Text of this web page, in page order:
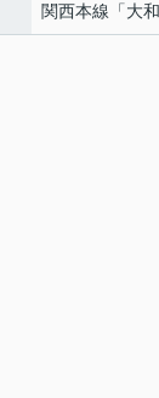
関西本線 「大